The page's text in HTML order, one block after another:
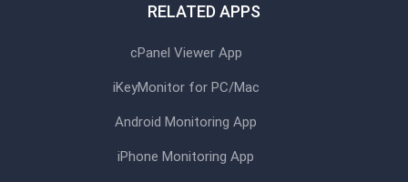
RELATED APPS
cPanel Viewer App
iKeyMonitor for PC/Mac
Android Monitoring App
iPhone Monitoring App